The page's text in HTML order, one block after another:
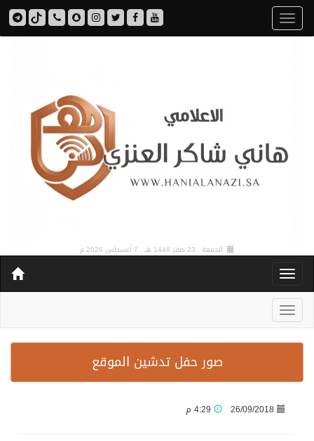
الجمعة , 23 صفر 1448 هـ , 7 أغسطس 2026 م
صور حفل تدشين الموقع
26/09/2018